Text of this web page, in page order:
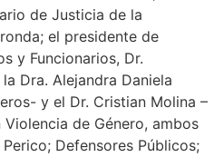
de Justicia de la
el presidente de
y Funcionarios, Dr.
Dra. Alejandra Daniela
y el Dr. Cristian Molina –
de Género, ambos
Defensores Públicos;